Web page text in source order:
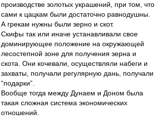
производстве золотых украшений, при том, что
сами к цацкам были достаточно равнодушны.
А грекам нужны были зерно и скот.
Скифы так или иначе устанавливали свое
доминирующее положение на окружающей
лесостепной зоне для получения зерна и
скота. Они кочевали, осуществляли набеги и
захваты, получали регулярную дань, получали
“подарки”.
Вообще тогда между Дунаем и Доном была
такая сложная система экономических
отношений.